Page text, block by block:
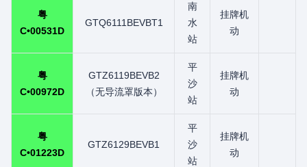
粤
C•00531D
GTQ6111BEVBT1
南
水
站
挂牌机
动
粤
C•00972D
GTZ6119BEVB2
（无导流罩版本）
平
沙
站
挂牌机
动
粤
C•01223D
GTZ6129BEVB1
平
沙
站
挂牌机
动